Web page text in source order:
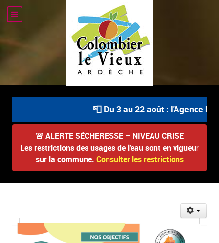
📮 Du 3 au 22 août : l'Agence
🚨 ALERTE SÉCHERESSE – NIVEAU CRISE
Les restrictions des usages de l'eau sont en vigueur
sur la commune. Consulter les restrictions